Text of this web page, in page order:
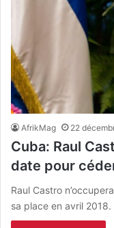
AfrikMag 22
Cuba: Raul
date pour
Raul Castro
sa place en avril